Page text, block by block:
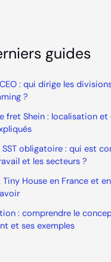
guides
: qui dirige les
?
fret Shein : localisation et
obligatoire : qui est
et les secteurs ?
Tiny House en France et
: comprendre le
et ses exemples